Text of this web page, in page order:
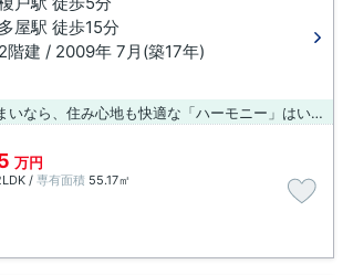
多屋駅 徒歩15分
2階建 / 2009年 7月(築17年)
常滑市エリアでの住まいなら、住み心地も快適な「ハーモニー」はいかがでしょうか。快適に通勤や通学ができる、徒歩5分に駅がある物件です。設備も充実していて住みやすい、魅力が詰まったアパートです。快適な環境をお求めの方、住まいに求める役割も非常に多くあります。ご希望の条件の物件を探していきましょう。
万円
/ 専有面積 55.17㎡